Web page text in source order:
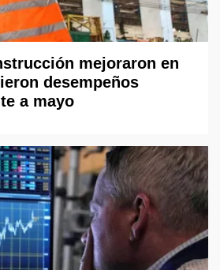
mejoraron en
desempeños
a mayo